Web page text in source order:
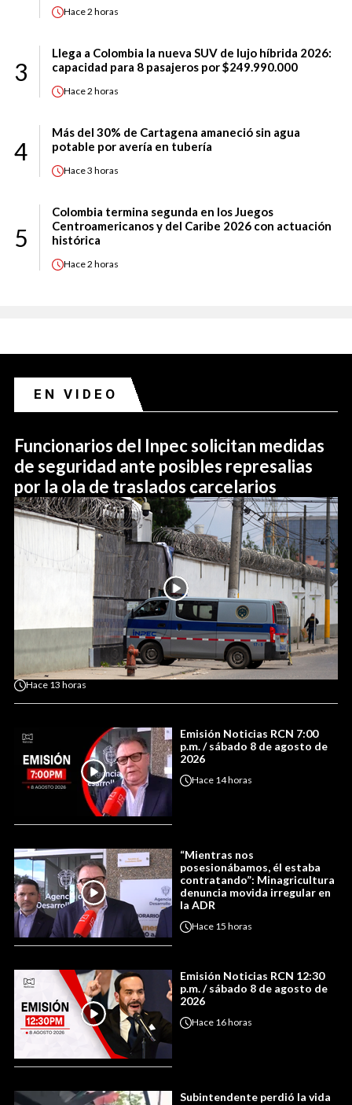
Hace2 horas
3
Llega a Colombia la nueva SUV de lujo híbrida 2026:
capacidad para 8 pasajeros por $249.990.000
Hace2 horas
4
Más del 30% de Cartagena amaneció sin agua
potable por avería en tubería
Hace3 horas
5
Colombia termina segunda en los Juegos
Centroamericanos y del Caribe 2026 con actuación
histórica
Hace2 horas
EN VIDEO
Funcionarios del Inpec solicitan medidas
de seguridad ante posibles represalias
por la ola de traslados carcelarios
Hace 13 horas
Emisión Noticias RCN 7:00
p.m. / sábado 8 de agosto de
2026
Hace 14 horas
“Mientras nos
posesionábamos, él estaba
contratando”: Minagricultura
denuncia movida irregular en
la ADR
Hace 15 horas
Emisión Noticias RCN 12:30
p.m. / sábado 8 de agosto de
2026
Hace 16 horas
Subintendente perdió la vida